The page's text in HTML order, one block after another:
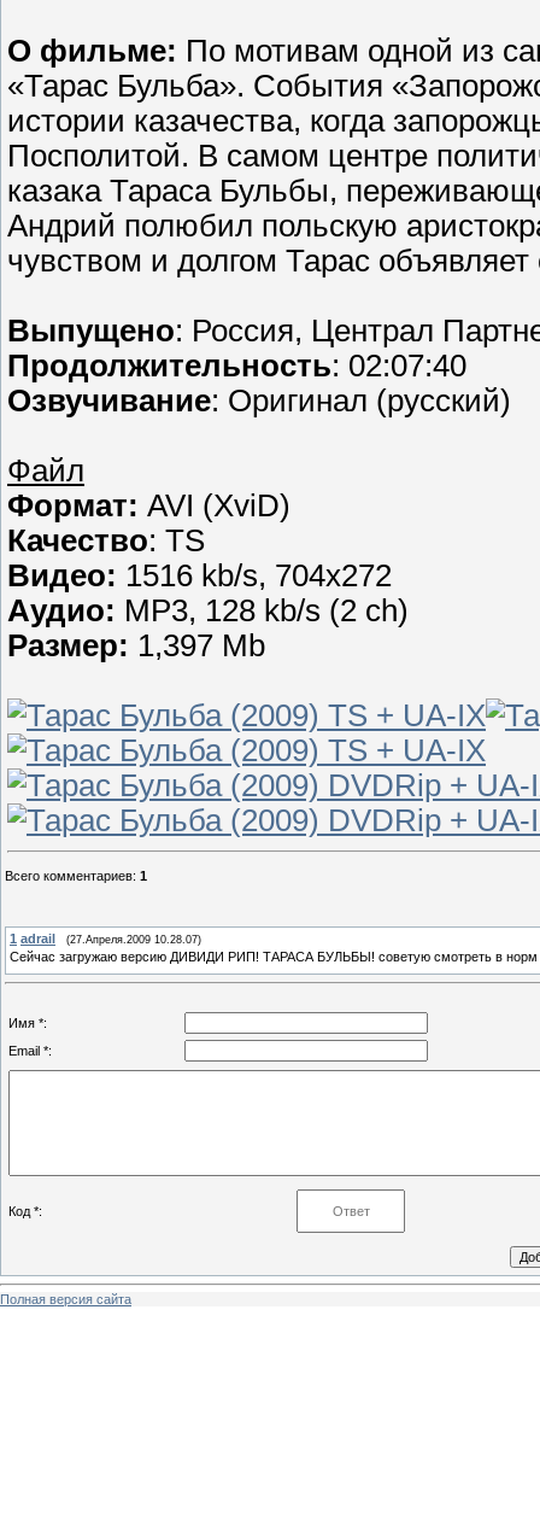
О фильме: По мотивам одной из
«Тарас Бульба». События
истории казачества, когда
Посполитой. В самом центре
казака Тараса Бульбы,
Андрий полюбил польскую
чувством и долгом Тарас
Выпущено: Россия, Централ
Продолжительность: 02:07:40
Озвучивание: Оригинал (русский)
Файл
Формат: AVI (XviD)
Качество: TS
Видео: 1516 kb/s, 704x272
Аудио: MP3, 128 kb/s (2 ch)
Размер: 1,397 Mb
Всего комментариев: 1
1 adrail (27.Апреля.2009 10.28.07)
Сейчас загружаю версию ДИВИДИ РИП! ТАРАСА БУЛЬБЫ! советую смотреть в норм
Имя *:
Email *:
Код *:
Полная версия сайта